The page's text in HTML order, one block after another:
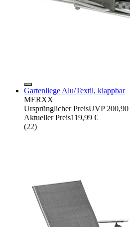
Gartenliege Alu/Textil, klappbar
MERXX
Ursprünglicher PreisUVP 200,90
Aktueller Preis119,99 €
(22)